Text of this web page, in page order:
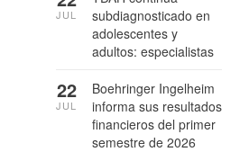
subdiagnosticado en
adolescentes y
adultos: especialistas
JUL
Boehringer Ingelheim
informa sus resultados
financieros del primer
semestre de 2026
22
JUL